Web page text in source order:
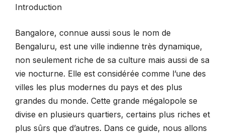
Introduction
Bangalore, connue aussi sous le nom de
Bengaluru, est une ville indienne très dynamique,
non seulement riche de sa culture mais aussi de sa
vie nocturne. Elle est considérée comme l’une des
villes les plus modernes du pays et des plus
grandes du monde. Cette grande mégalopole se
divise en plusieurs quartiers, certains plus riches et
plus sûrs que d’autres. Dans ce guide, nous allons